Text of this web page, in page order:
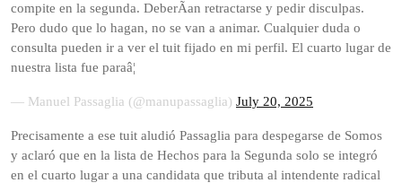
compite en la segunda. DeberÃ­an retractarse y pedir disculpas.
Pero dudo que lo hagan, no se van a animar. Cualquier duda o
consulta pueden ir a ver el tuit fijado en mi perfil. El cuarto lugar de
nuestra lista fue paraâ¦
— Manuel Passaglia (@manupassaglia) July 20, 2025
Precisamente a ese tuit aludió Passaglia para despegarse de Somos
y aclaró que en la lista de Hechos para la Segunda solo se integró
en el cuarto lugar a una candidata que tributa al intendente radical